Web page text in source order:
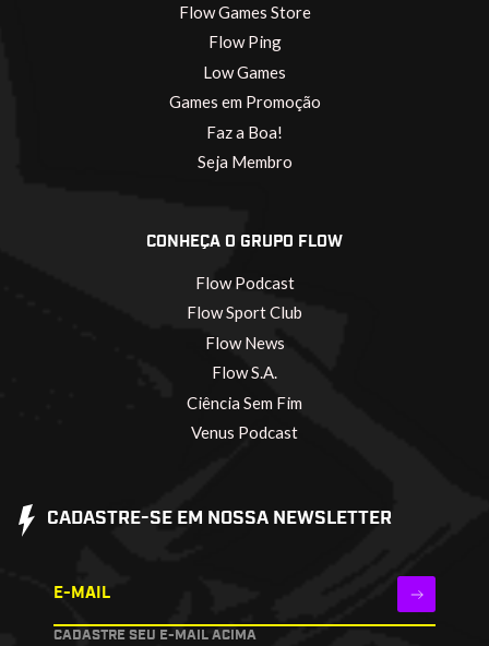
Flow Games Store
Flow Ping
Low Games
Games em Promoção
Faz a Boa!
Seja Membro
CONHEÇA O GRUPO FLOW
Flow Podcast
Flow Sport Club
Flow News
Flow S.A.
Ciência Sem Fim
Venus Podcast
CADASTRE-SE EM NOSSA NEWSLETTER
E-MAIL
CADASTRE SEU E-MAIL ACIMA